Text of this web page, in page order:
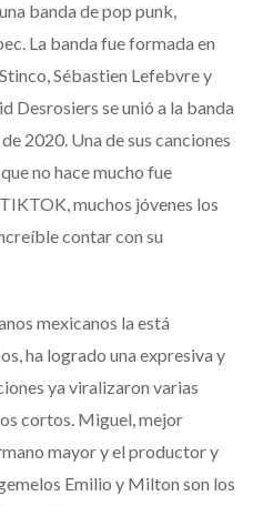
banda de pop punk,
La banda fue formada en
Sébastien Lefebvre y
Desrosiers se unió a la banda
2020. Una de sus canciones
no hace mucho fue
muchos jóvenes los
contar con su
mexicanos la está
ha logrado una expresiva y
ya viralizaron varias
cortos. Miguel, mejor
mayory el productor y
Emilio y Milton son los